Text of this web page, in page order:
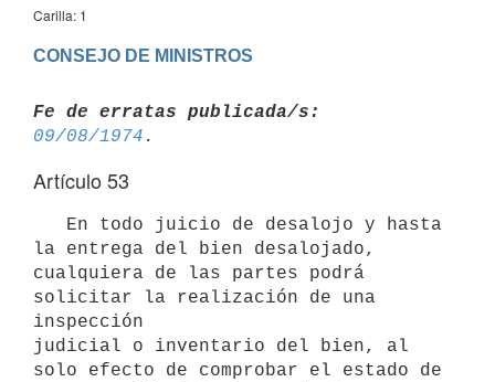
Carilla: 1
CONSEJO DE MINISTROS
Fe de erratas publicada/s:
09/08/1974
Artículo 53
la entrega del bien desalojado,
cualquiera de las partes podrá
solicitar la realización de una
inspección
judicial o inventario del bien, al
solo efecto de comprobar el estado de